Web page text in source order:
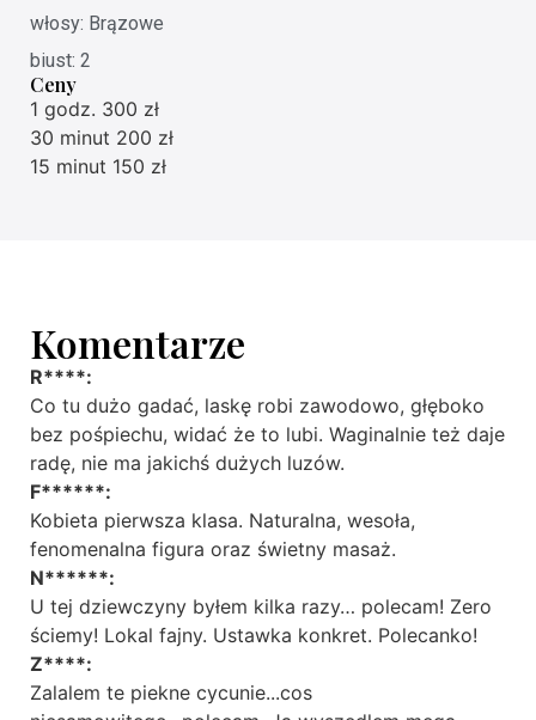
włosy: Brązowe
biust: 2
Ceny
1 godz. 300 zł
30 minut 200 zł
15 minut 150 zł
Komentarze
R****:
Co tu dużo gadać, laskę robi zawodowo, głęboko
bez pośpiechu, widać że to lubi. Waginalnie też daje
radę, nie ma jakichś dużych luzów.
F******:
Kobieta pierwsza klasa. Naturalna, wesoła,
fenomenalna figura oraz świetny masaż.
N******:
U tej dziewczyny byłem kilka razy… polecam! Zero
ściemy! Lokal fajny. Ustawka konkret. Polecanko!
Z****:
Zalalem te piekne cycunie...cos